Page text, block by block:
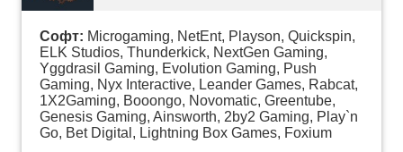
Софт: Microgaming, NetEnt, Playson, Quickspin,
ELK Studios, Thunderkick, NextGen Gaming,
Yggdrasil Gaming, Evolution Gaming, Push
Gaming, Nyx Interactive, Leander Games, Rabcat,
1X2Gaming, Booongo, Novomatic, Greentube,
Genesis Gaming, Ainsworth, 2by2 Gaming, Play`n
Go, Bet Digital, Lightning Box Games, Foxium